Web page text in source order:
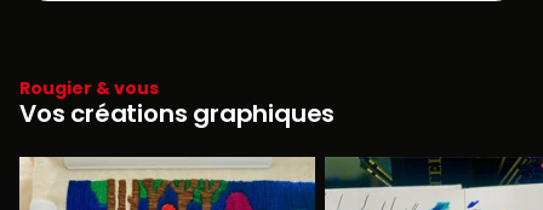
Rougier & vous
Vos créations graphiques